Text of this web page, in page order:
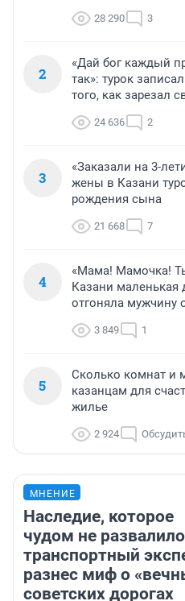
28 290 3
2
«Дай бог каждый
так»: турок
того, как зарезал
24 636 2
3
«Заказали на 3-
жены в Казани
рождения сына
21 668 7
4
«Мама! Мамочка!
Казани маленькая
отгоняла мужчину
3 849 1
5
Сколько комнат и
казанцам для
жилье
2 924
МНЕНИЕ
Наследие, которое
чудом не
транспортный
разнес миф о
советских дорогах